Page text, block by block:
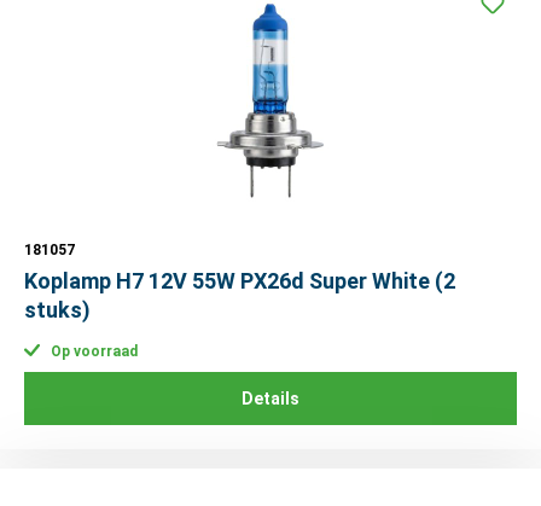
181057
Koplamp H7 12V 55W PX26d Super White (2
stuks)
Op voorraad
Details